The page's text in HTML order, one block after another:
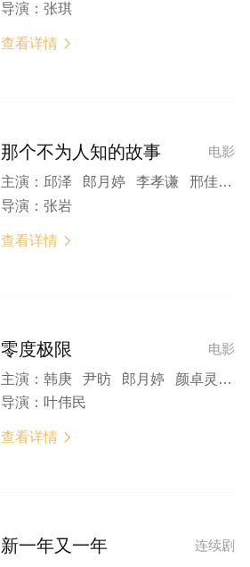
导演： 张琪
查看详情 
电影
那个不为人知的故事
主演： 邱泽 郎月婷 李孝谦 邢佳栋 柯达
导演： 张岩
查看详情 
电影
零度极限
主演： 韩庚 尹昉 郎月婷 颜卓灵 刘显达
导演： 叶伟民
查看详情 
连续剧
新一年又一年